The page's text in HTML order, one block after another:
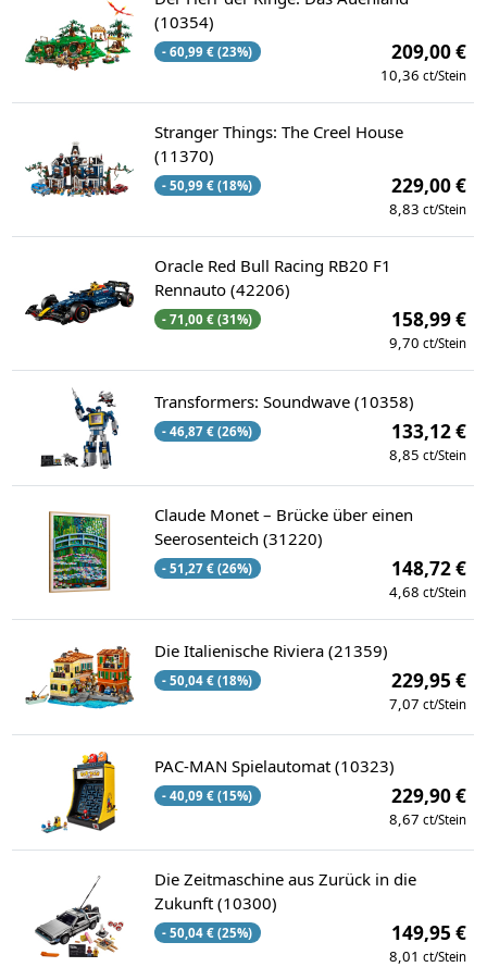
(10354)
- 60,99 € (23%) 209,00 €
10,36 ct/Stein
Stranger Things: The Creel House
(11370)
- 50,99 € (18%) 229,00 €
8,83 ct/Stein
Oracle Red Bull Racing RB20 F1
Rennauto (42206)
- 71,00 € (31%) 158,99 €
9,70 ct/Stein
Transformers: Soundwave (10358)
- 46,87 € (26%) 133,12 €
8,85 ct/Stein
Claude Monet – Brücke über einen
Seerosenteich (31220)
- 51,27 € (26%) 148,72 €
4,68 ct/Stein
Die Italienische Riviera (21359)
- 50,04 € (18%) 229,95 €
7,07 ct/Stein
PAC-MAN Spielautomat (10323)
- 40,09 € (15%) 229,90 €
8,67 ct/Stein
Die Zeitmaschine aus Zurück in die
Zukunft (10300)
- 50,04 € (25%) 149,95 €
8,01 ct/Stein